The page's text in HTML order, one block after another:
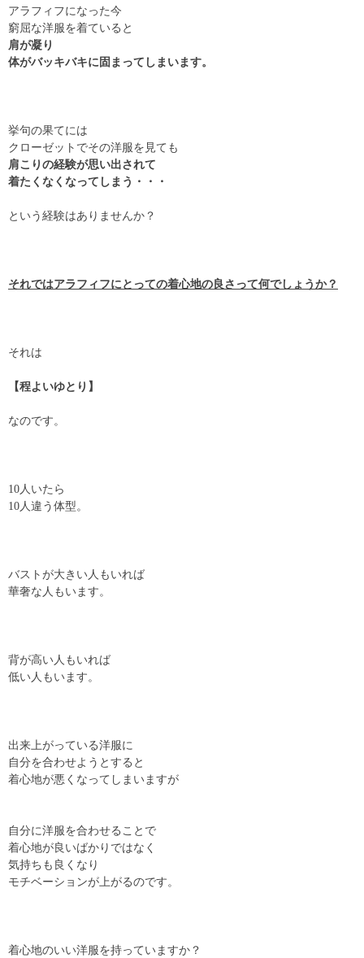
アラフィフになった今
窮屈な洋服を着ていると
肩が凝り
体がバッキバキに固まってしまいます。
挙句の果てには
クローゼットでその洋服を見ても
肩こりの経験が思い出されて
着たくなくなってしまう・・・
という経験はありませんか？
それではアラフィフにとっての着心地の良さって何でしょうか？
それは
【程よいゆとり】
なのです。
10人いたら
10人違う体型。
バストが大きい人もいれば
華奢な人もいます。
背が高い人もいれば
低い人もいます。
出来上がっている洋服に
自分を合わせようとすると
着心地が悪くなってしまいますが
自分に洋服を合わせることで
着心地が良いばかりではなく
気持ちも良くなり
モチベーションが上がるのです。
着心地のいい洋服を持っていますか？